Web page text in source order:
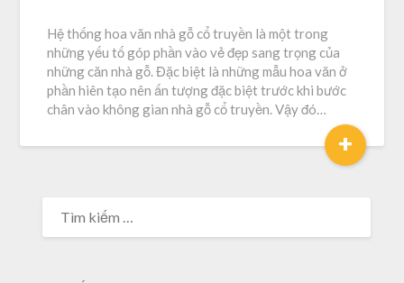
Hệ thống hoa văn nhà gỗ cổ truyền là một trong
những yếu tố góp phần vào vẻ đẹp sang trọng của
những căn nhà gỗ. Đặc biệt là những mẫu hoa văn ở
phần hiên tạo nên ấn tượng đặc biệt trước khi bước
chân vào không gian nhà gỗ cổ truyền. Vậy đó…
+